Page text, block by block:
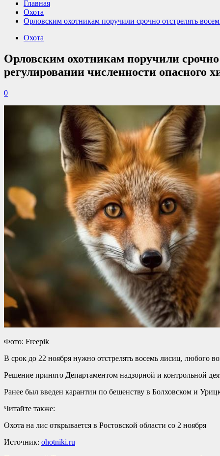
Главная
Охота
Орловским охотникам поручили срочно отстрелять
Охота
Орловским охотникам поручили
регулировании численности опасного
0
Фото: Freepik
В срок до 22 ноября нужно отстрелять восемь лисиц, любого
Решение принято Департаментом надзорной и контрольной
Ранее был введен карантин по бешенству в Болховском и
Читайте также:
Охота на лис открывается в Ростовской области со 2 ноября
Источник: ohotniki.ru